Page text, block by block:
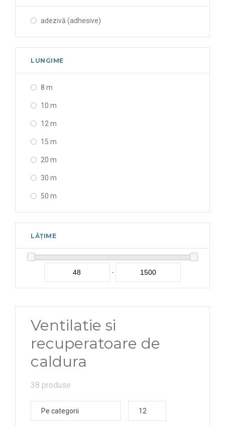
adezivă (adhesive)
LUNGIME
8 m
10 m
12 m
15 m
20 m
30 m
50 m
LĂȚIME
-
Ventilatie si
recuperatoare de
caldura
38 produse
Pe categorii 12